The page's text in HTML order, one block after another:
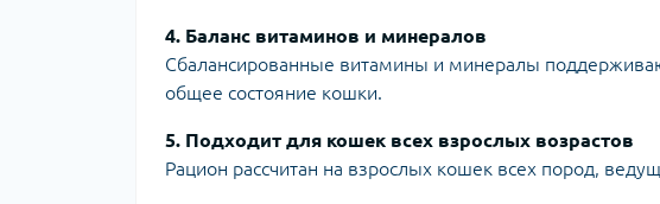
4. Баланс витаминов и минералов
Сбалансированные витамины и минералы
общее состояние кошки.
5. Подходит для кошек всех взрослых возрастов
Рацион рассчитан на взрослых кошек всех пород,